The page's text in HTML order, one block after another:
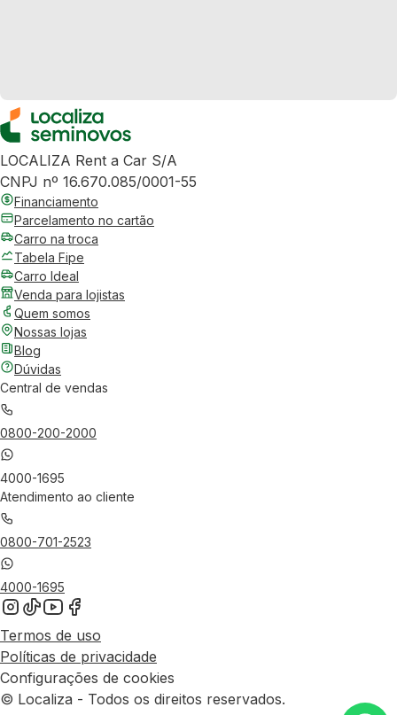
LOCALIZA Rent a Car S/A
CNPJ nº 16.670.085/0001-55
Financiamento
Parcelamento no cartão
Carro na troca
Tabela Fipe
Carro Ideal
Venda para lojistas
Quem somos
Nossas lojas
Blog
Dúvidas
Central de vendas
0800-200-2000
4000-1695
Atendimento ao cliente
0800-701-2523
4000-1695
Termos de uso
Políticas de privacidade
Configurações de cookies
© Localiza - Todos os direitos reservados.